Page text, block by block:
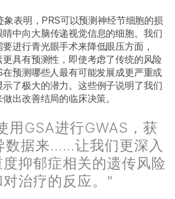
象表明，PRS可以预测神经节细胞的损
中向大脑传递视觉信息的细胞。我们
进行青光眼手术来降低眼压方面，
具有预测性，即使考虑了传统的风险
预测哪些人最有可能发展成更严重或
了极大的潜力。这些例子说明了我们
出改善结局的临床决策。
用GSA进行GWAS，获
数据来……让我们更深入
抑郁症相关的遗传风险
治疗的反应。"